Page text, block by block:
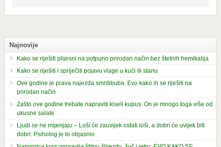
Najnovije
Kako se riješiti plijesni na potpuno prirodan način bez štetnih hemikalija
Kako se riješiti i spriječiti pojavu vlage u kući ili stanu
Ove godine je prava najezda smrdibuba: Evo kako ih se riješiti na
prirodan način
Zašto ove godine trebate napraviti kiseli kupus: On je mnogo toga više od
ukusne salate
Ljudi se ne mijenjaju – Loši će zauvijek ostati loši, a dobri će uvijek biti
dobri: Psiholog je to objasnio